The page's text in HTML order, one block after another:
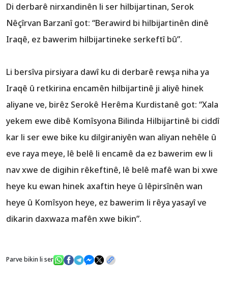
Di derbarê nirxandinên li ser hilbijartinan, Serok
Nêçîrvan Barzanî got: “Berawird bi hilbijartinên dinê
Iraqê, ez bawerim hilbijartineke serkeftî bû”.
Li bersîva pirsiyara dawî ku di derbarê rewşa niha ya
Iraqê û retkirina encamên hilbijartinê ji aliyê hinek
aliyane ve, birêz Serokê Herêma Kurdistanê got: “Xala
yekem ewe dibê Komîsyona Bilinda Hilbijartinê bi ciddî
kar li ser ewe bike ku dilgiraniyên wan aliyan nehêle û
eve raya meye, lê belê li encamê da ez bawerim ew li
nav xwe de digihin rêkeftinê, lê belê mafê wan bi xwe
heye ku ewan hinek axaftin heye û lêpirsînên wan
heye û Komîsyon heye, ez bawerim li rêya yasayî ve
dikarin daxwaza mafên xwe bikin”.
Parve bikin li ser